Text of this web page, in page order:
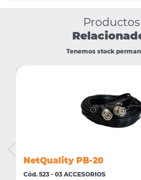
Productos
Tenemos stock
NetQuality PB-20
Cód. 523 - 03 ACCESORIOS